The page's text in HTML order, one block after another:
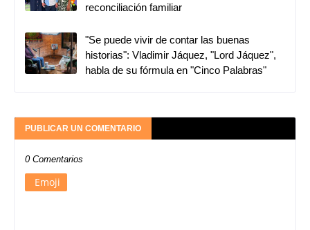
reconciliación familiar
"Se puede vivir de contar las buenas
historias": Vladimir Jáquez, "Lord Jáquez",
habla de su fórmula en "Cinco Palabras"
PUBLICAR UN COMENTARIO
0 Comentarios
Emoji